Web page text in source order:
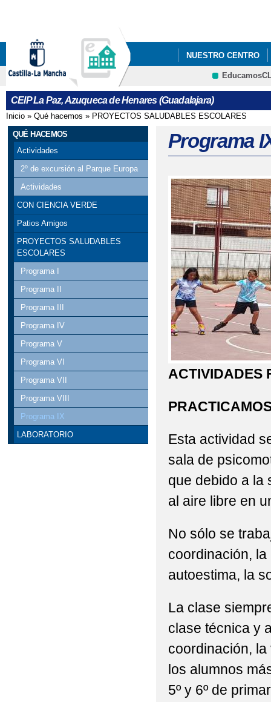
NUESTRO CENTRO
CEIP La Paz, Azuqueca de Henares (Guadalajara)
Se encuentra usted aquí
Inicio » Qué hacemos » PROYECTOS SALUDABLES ESCOLARES
QUÉ HACEMOS
Actividades
2º de excursión al Parque Europa
Actividades
CON CIENCIA VERDE
Patios Amigos
PROYECTOS SALUDABLES
ESCOLARES
Programa I
Programa II
Programa III
Programa IV
Programa V
Programa VI
Programa VII
Programa VIII
Programa IX
LABORATORIO
Programa
ACTIVIDADES
Esta actividad
sala de
que debido a la
al aire libre en
No sólo se
coordinación,
autoestima, la
La clase
clase técnica y
coordinación,
los alumnos
5º y 6º de